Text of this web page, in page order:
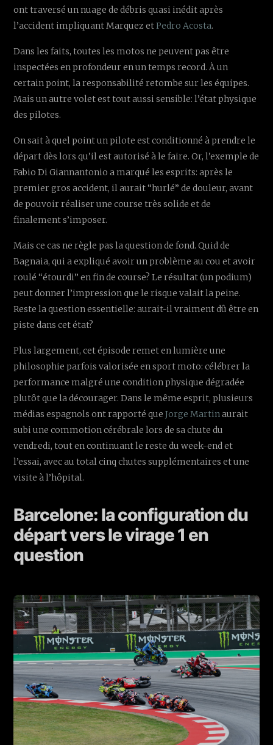
ont traversé un nuage de débris quasi inédit après
l’accident impliquant Marquez etPedro Acosta.
Dans les faits, toutes les motos ne peuvent pas être
inspectées en profondeur en un temps record. À un
certain point, la responsabilité retombe sur les équipes.
Mais un autre volet est tout aussi sensible: l’état physique
des pilotes.
On sait à quel point un pilote est conditionné à prendre le
départ dès lors qu’il est autorisé à le faire. Or, l’exemple de
Fabio Di Giannantonio a marqué les esprits: après le
premier gros accident, il aurait “hurlé” de douleur, avant
de pouvoir réaliser une course très solide et de
finalement s’imposer.
Mais ce cas ne règle pas la question de fond. Quid de
Bagnaia, qui a expliqué avoir un problème au cou et avoir
roulé “étourdi” en fin de course? Le résultat (un podium)
peut donner l’impression que le risque valait la peine.
Reste la question essentielle: aurait-il vraiment dû être en
piste dans cet état?
Plus largement, cet épisode remet en lumière une
philosophie parfois valorisée en sport moto: célébrer la
performance malgré une condition physique dégradée
plutôt que la décourager. Dans le même esprit, plusieurs
médias espagnols ont rapporté queJorge Martinaurait
subi une commotion cérébrale lors de sa chute du
vendredi, tout en continuant le reste du week-end et
l’essai, avec au total cinq chutes supplémentaires et une
visite à l’hôpital.
Barcelone: la configuration du
départ vers le virage 1 en
question